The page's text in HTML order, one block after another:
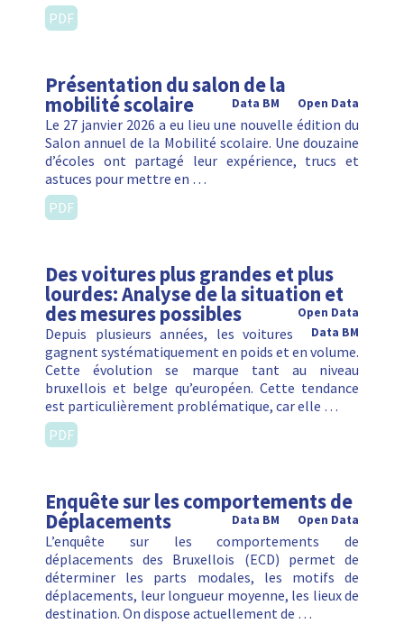
PDF
Présentation du salon de la
mobilité scolaire Open Data
Data BM
Le 27 janvier 2026 a eu lieu une nouvelle édition du
Salon annuel de la Mobilité scolaire. Une douzaine
d’écoles ont partagé leur expérience, trucs et
astuces pour mettre en …
PDF
Des voitures plus grandes et plus
lourdes: Analyse de la situation et
des mesures possibles
Open Data
Data BM
Depuis plusieurs années, les voitures
gagnent systématiquement en poids et en volume.
Cette évolution se marque tant au niveau
bruxellois et belge qu’européen. Cette tendance
est particulièrement problématique, car elle …
PDF
Enquête sur les comportements de
Déplacements Open Data
Data BM
L’enquête sur les comportements de
déplacements des Bruxellois (ECD) permet de
déterminer les parts modales, les motifs de
déplacements, leur longueur moyenne, les lieux de
destination. On dispose actuellement de …